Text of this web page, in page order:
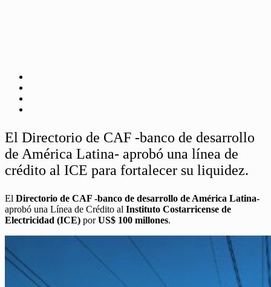
El Directorio de CAF -banco de desarrollo
de América Latina- aprobó una línea de
crédito al ICE para fortalecer su liquidez.
El Directorio de CAF -banco de desarrollo de América Latina-
aprobó una Línea de Crédito al Instituto Costarricense de
Electricidad (ICE) porUS$ 100 millones.